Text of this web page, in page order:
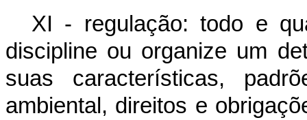
XI - regulação: todo e
discipline ou organize um
suas características,
ambiental, direitos e